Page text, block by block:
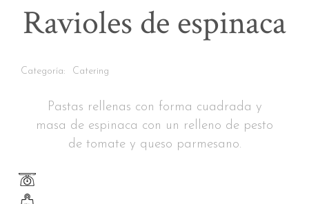
Ravioles de espinaca
Categoría: Catering
Pastas rellenas con forma cuadrada y
masa de espinaca con un relleno de pesto
de tomate y queso parmesano.